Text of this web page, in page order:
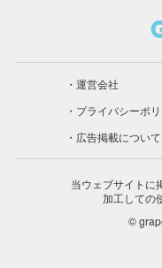
運営会社
プライバシーポ
広告掲載について
当ウェブサイトに
加工しての
©